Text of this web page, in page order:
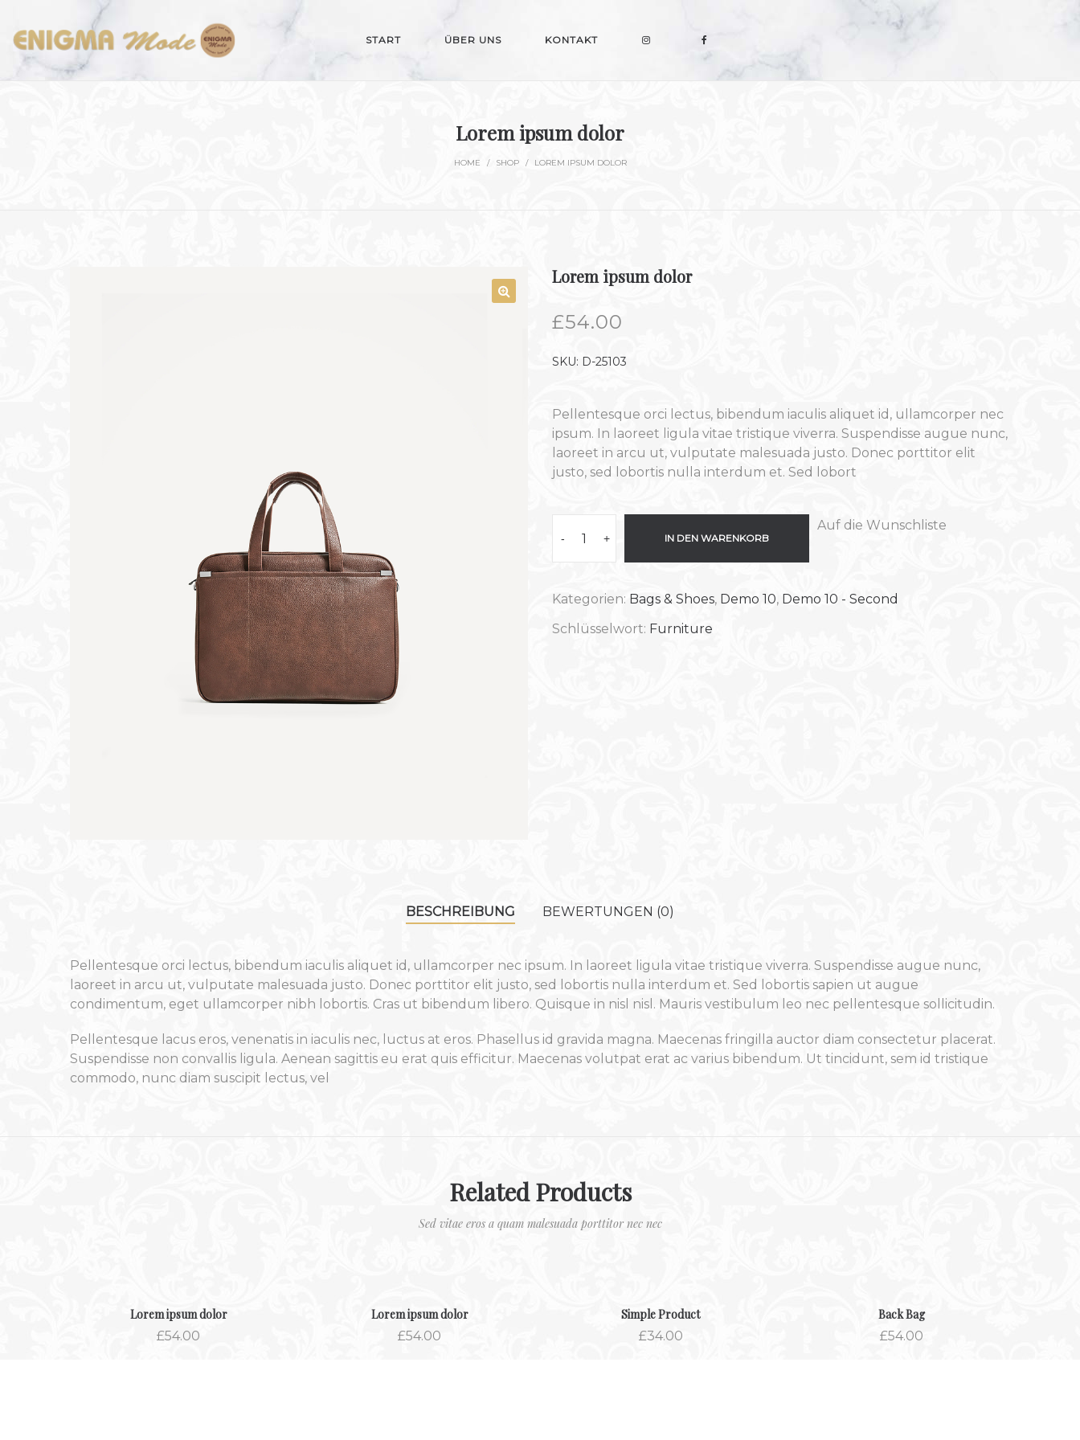
START ÜBER UNS KONTAKT
Lorem ipsum dolor
HOME / SHOP / LOREM IPSUM DOLOR
Lorem ipsum dolor
£54.00
SKU: D-25103
Pellentesque orci lectus, bibendum iaculis aliquet id, ullamcorper nec
ipsum. In laoreet ligula vitae tristique viverra. Suspendisse augue nunc,
laoreet in arcu ut, vulputate malesuada justo. Donec porttitor elit
justo, sed lobortis nulla interdum et. Sed lobort
- + IN DEN WARENKORB
Auf die Wunschliste
Kategorien: Bags & Shoes, Demo 10, Demo 10 - Second
Schlüsselwort: Furniture
BESCHREIBUNG BEWERTUNGEN (0)
Pellentesque orci lectus, bibendum iaculis aliquet id, ullamcorper nec ipsum. In laoreet ligula vitae tristique viverra. Suspendisse augue nunc,
laoreet in arcu ut, vulputate malesuada justo. Donec porttitor elit justo, sed lobortis nulla interdum et. Sed lobortis sapien ut augue
condimentum, eget ullamcorper nibh lobortis. Cras ut bibendum libero. Quisque in nisl nisl. Mauris vestibulum leo nec pellentesque sollicitudin.
Pellentesque lacus eros, venenatis in iaculis nec, luctus at eros. Phasellus id gravida magna. Maecenas fringilla auctor diam consectetur placerat.
Suspendisse non convallis ligula. Aenean sagittis eu erat quis efficitur. Maecenas volutpat erat ac varius bibendum. Ut tincidunt, sem id tristique
commodo, nunc diam suscipit lectus, vel
Related Products
Sed vitae eros a quam malesuada porttitor nec nec
Lorem ipsum dolor
£54.00
Lorem ipsum dolor
£54.00
Simple Product
£34.00
Back Bag
£54.00